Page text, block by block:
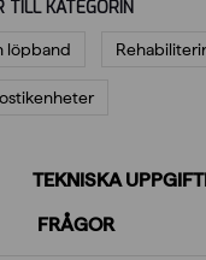
TILL KATEGORIN
löpband
TEKNISKA
FRÅGOR